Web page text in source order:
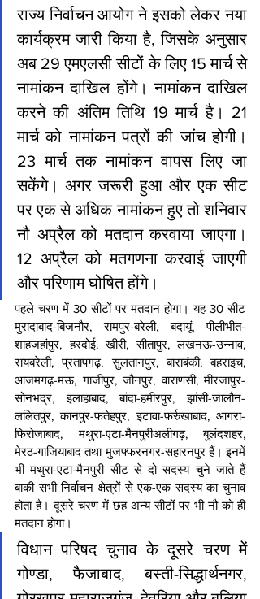
राज्य निर्वाचन आयोग ने इसको लेकर नया
कार्यक्रम जारी किया है, जिसके अनुसार
अब 29 एमएलसी सीटों के लिए 15 मार्च से
नामांकन दाखिल होंगे। नामांकन दाखिल
करने की अंतिम तिथि 19 मार्च है। 21
मार्च को नामांकन पत्रों की जांच होगी।
23 मार्च तक नामांकन वापस लिए जा
सकेंगे। अगर जरूरी हुआ और एक सीट
पर एक से अधिक नामांकन हुए तो शनिवार
नौ अप्रैल को मतदान करवाया जाएगा।
12 अप्रैल को मतगणना करवाई जाएगी
और परिणाम घोषित होंगे।
पहले चरण में 30 सीटों पर मतदान होगा। यह 30 सीट
मुरादाबाद-बिजनौर, रामपुर-बरेली, बदायूं, पीलीभीत-
शाहजहांपुर, हरदोई, खीरी, सीतापुर, लखनऊ-उन्नाव,
रायबरेली, प्रतापगढ़, सुलतानपुर, बाराबंकी, बहराइच,
आजमगढ़-मऊ, गाजीपुर, जौनपुर, वाराणसी, मीरजापुर-
सोनभद्र, इलाहाबाद, बांदा-हमीरपुर, झांसी-जालौन-
ललितपुर, कानपुर-फतेहपुर, इटावा-फर्रुखाबाद, आगरा-
फिरोजाबाद, मथुरा-एटा-मैनपुरीअलीगढ़, बुलंदशहर,
मेरठ-गाजियाबाद तथा मुजफ्फरनगर-सहारनपुर हैं। इनमें
भी मथुरा-एटा-मैनपुरी सीट से दो सदस्य चुने जाते हैं
बाकी सभी निर्वाचन क्षेत्रों से एक-एक सदस्य का चुनाव
होता है। दूसरे चरण में छह अन्य सीटों पर भी नौ को ही
मतदान होगा।
विधान परिषद चुनाव के दूसरे चरण में
गोण्डा, फैजाबाद, बस्ती-सिद्धार्थनगर,